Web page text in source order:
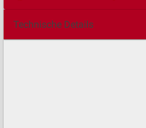
Technische Details